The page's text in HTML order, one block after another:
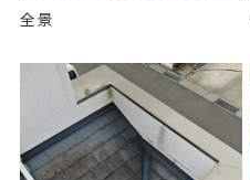
全景